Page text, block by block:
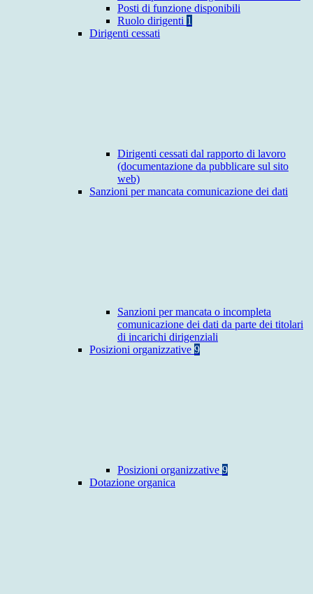
Posti di funzione disponibili
Ruolo dirigenti 1
Dirigenti cessati
Dirigenti cessati dal rapporto di lavoro
(documentazione da pubblicare sul sito
web)
Sanzioni per mancata comunicazione dei dati
Sanzioni per mancata o incompleta
comunicazione dei dati da parte dei titolari
di incarichi dirigenziali
Posizioni organizzative 9
Posizioni organizzative 9
Dotazione organica